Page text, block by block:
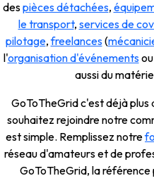
despièces détachées,
le transport, services de
pilotage,freelances(
l'organisation d'événements
aussi du
GoToTheGrid c'est déjà plus
souhaitez rejoindre notre
est simple. Remplissez notre
réseau d'amateurs et de
GoToTheGrid, la référence